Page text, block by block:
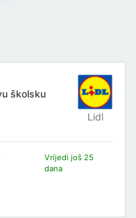
školsku
Lidl
Vrijedi još 25
dana